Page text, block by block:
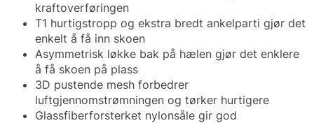
kraftoverføringen
T1 hurtigstropp og ekstra bredt ankelparti gjør det
enkelt å få inn skoen
Asymmetrisk løkke bak på hælen gjør det enklere
å få skoen på plass
3D pustende mesh forbedrer
luftgjennomstrømningen og tørker hurtigere
Glassfiberforsterket nylonsåle gir god